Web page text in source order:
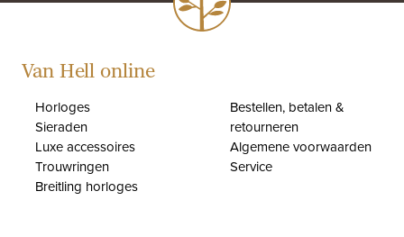
Van Hell online
Horloges
Sieraden
Luxe accessoires
Trouwringen
Breitling horloges
Bestellen, betalen &
retourneren
Algemene voorwaarden
Service